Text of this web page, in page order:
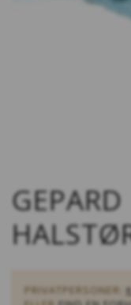
GEPARD
PRIVATPERSONER: